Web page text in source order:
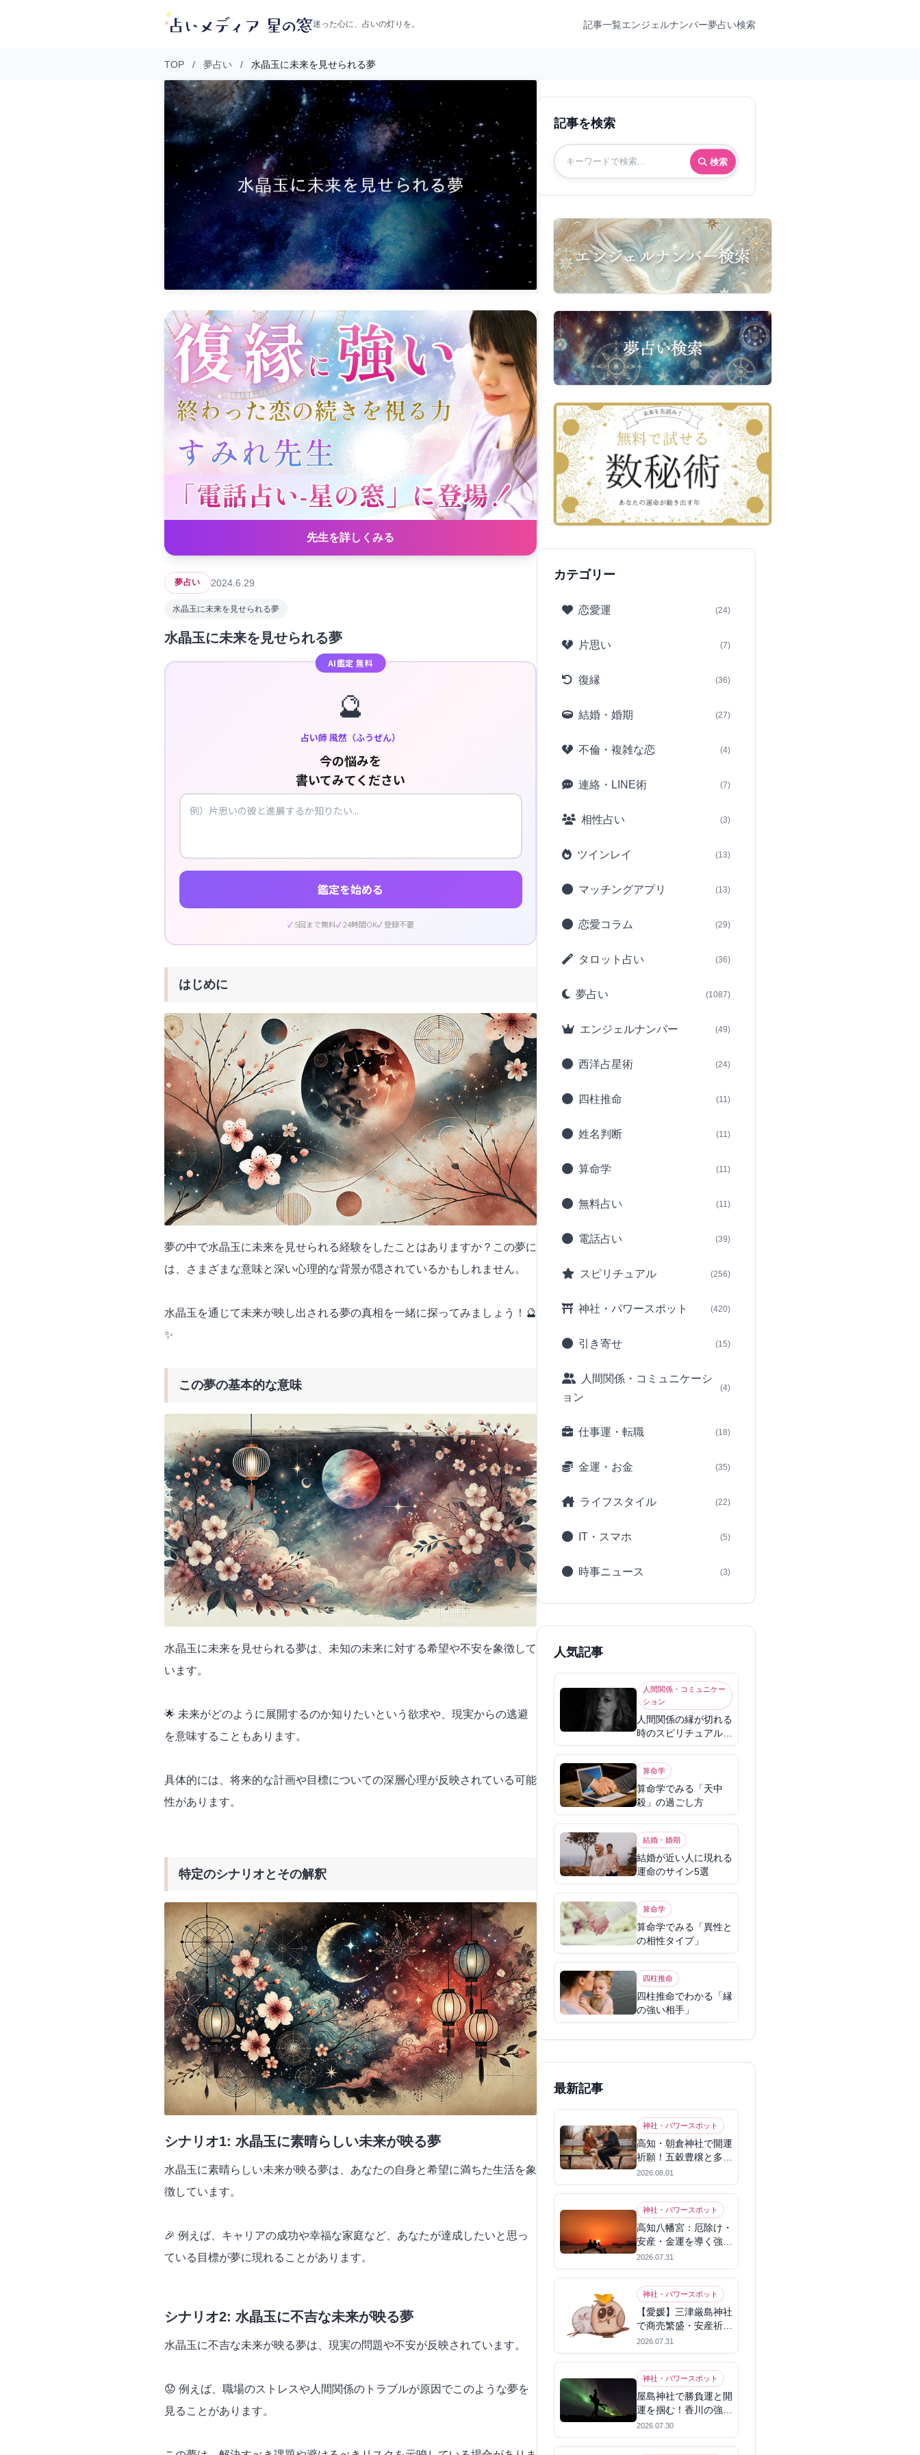
迷った心に、占いの灯りを。 記事一覧エンジェルナンバー夢占い検索
TOP / 夢占い / 水晶玉に未来を見せられる夢
先生を詳しくみる
夢占い 2024.6.29
水晶玉に未来を見せられる夢
水晶玉に未来を見せられる夢
AI鑑定 無料
🔮
占い師 風然（ふうぜん）
今の悩みを
書いてみてください
鑑定を始める
5回まで無料 24時間OK 登録不要
はじめに
夢の中で水晶玉に未来を見せられる経験をしたことはありますか？この夢に
は、さまざまな意味と深い心理的な背景が隠されているかもしれません。
水晶玉を通じて未来が映し出される夢の真相を一緒に探ってみましょう！🔮
✨
この夢の基本的な意味
水晶玉に未来を見せられる夢は、未知の未来に対する希望や不安を象徴して
います。
🌟 未来がどのように展開するのか知りたいという欲求や、現実からの逃避
を意味することもあります。
具体的には、将来的な計画や目標についての深層心理が反映されている可能
性があります。
特定のシナリオとその解釈
シナリオ1: 水晶玉に素晴らしい未来が映る夢
水晶玉に素晴らしい未来が映る夢は、あなたの自身と希望に満ちた生活を象
徴しています。
🎉 例えば、キャリアの成功や幸福な家庭など、あなたが達成したいと思っ
ている目標が夢に現れることがあります。
シナリオ2: 水晶玉に不吉な未来が映る夢
水晶玉に不吉な未来が映る夢は、現実の問題や不安が反映されています。
😟 例えば、職場のストレスや人間関係のトラブルが原因でこのような夢を
見ることがあります。
記事を検索
検索
カテゴリー
恋愛運 (24)
片思い (7)
復縁 (36)
結婚・婚期 (27)
不倫・複雑な恋 (4)
連絡・LINE術 (7)
相性占い (3)
ツインレイ (13)
マッチングアプリ (13)
恋愛コラム (29)
タロット占い (36)
夢占い (1087)
エンジェルナンバー (49)
西洋占星術 (24)
四柱推命 (11)
姓名判断 (11)
算命学 (11)
無料占い (11)
電話占い (39)
スピリチュアル (256)
神社・パワースポット (420)
引き寄せ (15)
人間関係・コミュニケーシ
ョン
(4)
仕事運・転職 (18)
金運・お金 (35)
ライフスタイル (22)
IT・スマホ (5)
時事ニュース (3)
人気記事
人間関係・コミュニケー
ション
人間関係の縁が切れる
時のスピリチュアル意
味
算命学
算命学でみる「天中
殺」の過ごし方
結婚・婚期
結婚が近い人に現れる
運命のサイン5選
算命学
算命学でみる「異性と
の相性タイプ」
四柱推命
四柱推命でわかる「縁
の強い相手」
最新記事
神社・パワースポット
高知・朝倉神社で開運
祈願！五穀豊穣と多幸
を呼ぶパワースポット
2026.08.01
神社・パワースポット
高知八幡宮：厄除け・
安産・金運を導く強力
パワースポット
2026.07.31
神社・パワースポット
【愛媛】三津厳島神社
で商売繁盛・安産祈
願！宗像三女神のパワ
ーを授かる
2026.07.31
神社・パワースポット
屋島神社で勝負運と開
運を掴む！香川の強力
パワースポット
2026.07.30